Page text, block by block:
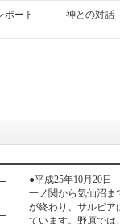
ポート 神との対話
●平成25年10月20
一ノ関から気仙沼ま
が終わり、サルビア
ています。野原で